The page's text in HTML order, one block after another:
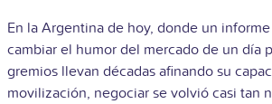
En la Argentina de hoy, donde un
cambiar el humor del mercado de un día
gremios llevan décadas afinando su
movilización, negociar se volvió casi tan